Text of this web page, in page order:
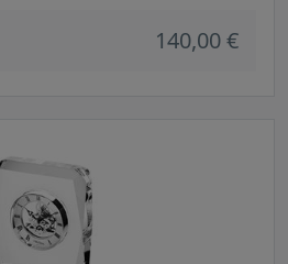
140,00 €